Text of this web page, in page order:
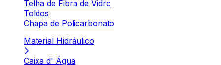
Telha de Fibra de Vidro
Toldos
Chapa de Policarbonato
Material Hidráulico
Caixa d' Água